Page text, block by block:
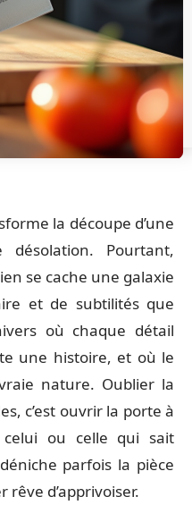
la découpe d’une
Pourtant,
se cache une galaxie
et de subtilités que
où chaque détail
une histoire, et où le
nature. Oublier la
c’est ouvrir la porte à
ou celle qui sait
parfois la pièce
d’apprivoiser.